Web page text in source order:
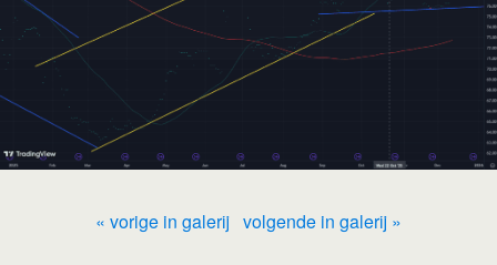
« vorige in galerij volgende in galerij »